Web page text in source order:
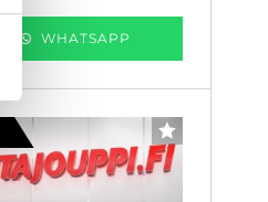
WHATSAPP
SUOSIKKI